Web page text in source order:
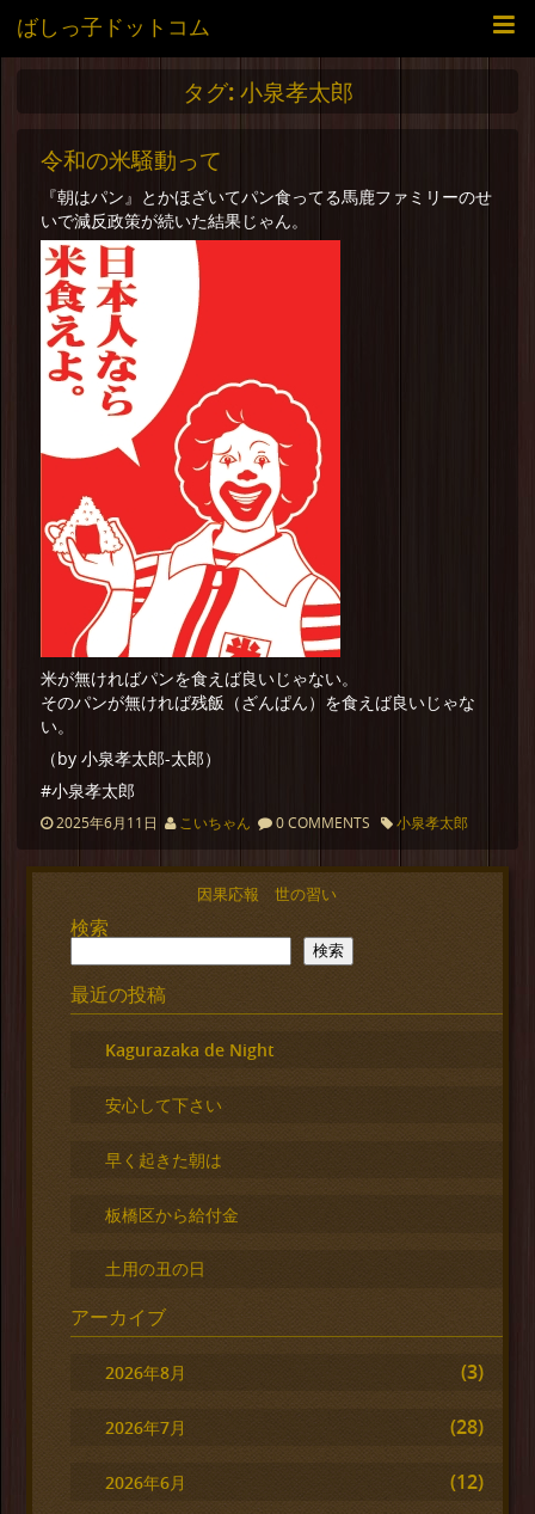
ばしっ子ドットコム
タグ:小泉孝太郎
令和の米騒動って
『朝はパン』とかほざいてパン食ってる馬鹿ファミリーのせ
いで減反政策が続いた結果じゃん。
米が無ければパンを食えば良いじゃない。
そのパンが無ければ残飯（ざんぱん）を食えば良いじゃな
い。
（by 小泉孝太郎-太郎）
#小泉孝太郎
2025年6月11日 こいちゃん 0 COMMENTS 小泉孝太郎
因果応報 世の習い
検索
検索
最近の投稿
Kagurazaka de Night
安心して下さい
早く起きた朝は
板橋区から給付金
土用の丑の日
アーカイブ
2026年8月 (3)
2026年7月 (28)
2026年6月 (12)